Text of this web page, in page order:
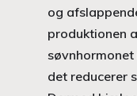
og
produktionen
det reducerer